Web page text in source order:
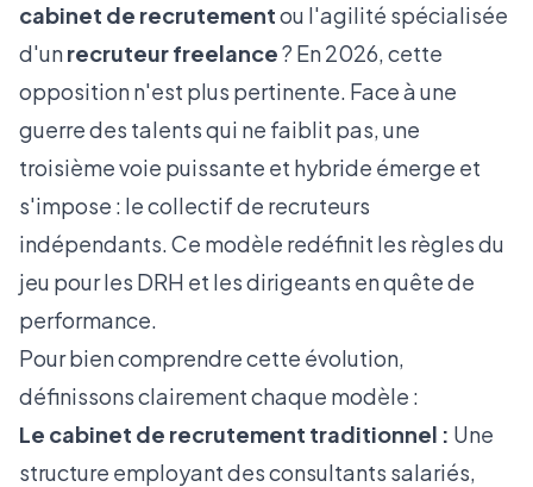
cabinet de recrutementou l'agilité spécialisée
d'unrecruteur freelance? En 2026, cette
opposition n'est plus pertinente. Face à une
guerre des talents qui ne faiblit pas, une
troisième voie puissante et hybride émerge et
s'impose : le collectif de recruteurs
indépendants. Ce modèle redéfinit les règles du
jeu pour les DRH et les dirigeants en quête de
performance.
Pour bien comprendre cette évolution,
définissons clairement chaque modèle :
Le cabinet de recrutement traditionnel : Une
structure employant des consultants salariés,